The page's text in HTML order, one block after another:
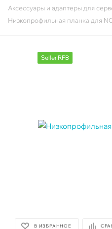
Аксессуары и адаптеры для
Низкопрофильная планка для
Seller RFB
В ИЗБРАННОЕ